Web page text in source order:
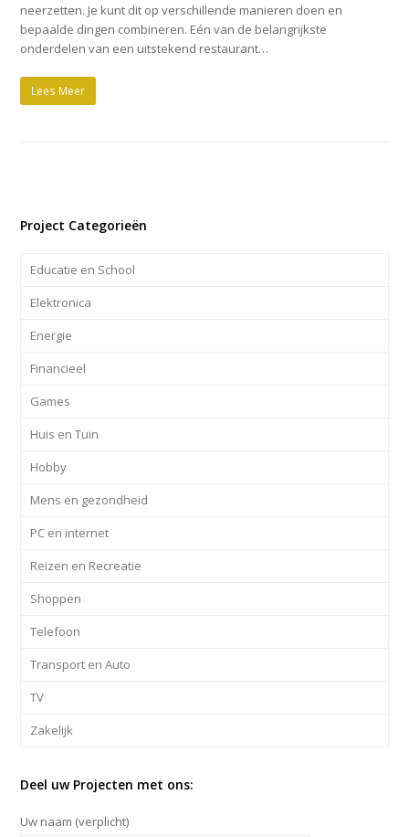
neerzetten. Je kunt dit op verschillende manieren doen en
bepaalde dingen combineren. Eén van de belangrijkste
onderdelen van een uitstekend restaurant…
Lees Meer
Project Categorieën
Educatie en School
Elektronica
Energie
Financieel
Games
Huis en Tuin
Hobby
Mens en gezondheid
PC en internet
Reizen en Recreatie
Shoppen
Telefoon
Transport en Auto
TV
Zakelijk
Deel uw Projecten met ons:
Uw naam (verplicht)